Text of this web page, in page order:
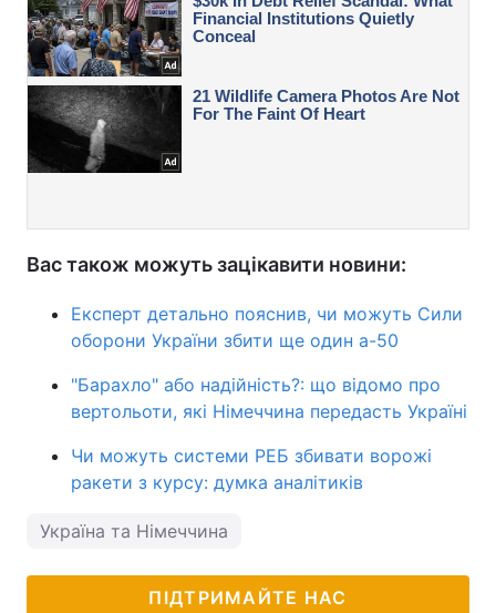
Вас також можуть зацікавити новини:
Експерт детально пояснив, чи можуть Сили
оборони України збити ще один а-50
"Барахло" або надійність?: що відомо про
вертольоти, які Німеччина передасть Україні
Чи можуть системи РЕБ збивати ворожі
ракети з курсу: думка аналітиків
Україна та Німеччина
ПІДТРИМАЙТЕ НАС